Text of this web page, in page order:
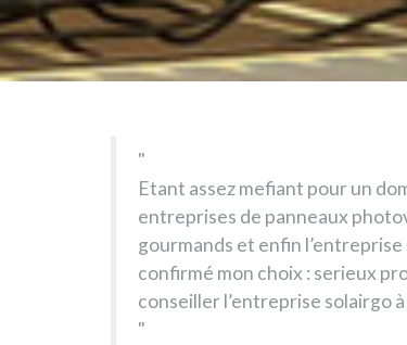
Etant assez mefiant pour un
entreprises de panneaux
gourmands et enfin l’entreprise
confirmé mon choix : serieux
conseiller l’entreprise solairgo